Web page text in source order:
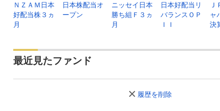
ＮＺＡＭ日本
好配当株３ヵ
月
日本株配当オ
ープン
ニッセイ日本
勝ち組Ｆ３ヵ
月
日本好配当リ
バランスＯＰ
ＩＩ
ャ
決
最近見たファンド
履歴を削除